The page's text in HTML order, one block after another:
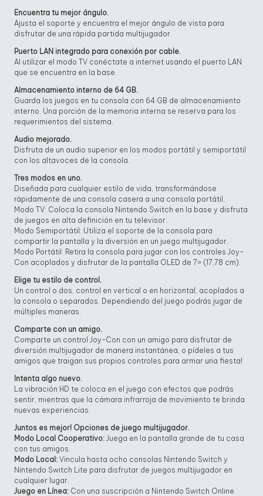
Encuentra tu mejor ángulo.
Ajusta el soporte y encuentra el mejor ángulo de vista para
disfrutar de una rápida partida multijugador.
Puerto LAN integrado para conexión por cable.
Al utilizar el modo TV conéctate a internet usando el puerto LAN
que se encuentra en la base.
Almacenamiento interno de 64 GB.
Guarda los juegos en tu consola con 64 GB de almacenamiento
interno. Una porción de la memoria interna se reserva para los
requerimientos del sistema.
Audio mejorado.
Disfruta de un audio superior en los modos portátil y semiportátil
con los altavoces de la consola.
Tres modos en uno.
Diseñada para cualquier estilo de vida, transformándose
rápidamente de una consola casera a una consola portátil.
Modo TV: Coloca la consola Nintendo Switch en la base y disfruta
de juegos en alta definición en tu televisor.
Modo Semiportátil: Utiliza el soporte de la consola para
compartir la pantalla y la diversión en un juego multijugador.
Modo Portátil: Retira la consola para jugar con los controles Joy-
Con acoplados y disfrutar de la pantalla OLED de 7» (17,78 cm).
Elige tu estilo de control.
Un control o dos, control en vertical o en horizontal, acoplados a
la consola o separados. Dependiendo del juego podrás jugar de
múltiples maneras.
Comparte con un amigo.
Comparte un control Joy-Con con un amigo para disfrutar de
diversión multijugador de manera instantánea, o pídeles a tus
amigos que traigan sus propios controles para armar una fiesta!
Intenta algo nuevo.
La vibración HD te coloca en el juego con efectos que podrás
sentir, mientras que la cámara infrarroja de movimiento te brinda
nuevas experiencias.
Juntos es mejor! Opciones de juego multijugador.
Modo Local Cooperativo: Juega en la pantalla grande de tu casa
con tus amigos.
Modo Local: Vincula hasta ocho consolas Nintendo Switch y
Nintendo Switch Lite para disfrutar de juegos multijugador en
cualquier lugar.
Juego en Línea: Con una suscripción a Nintendo Switch Online